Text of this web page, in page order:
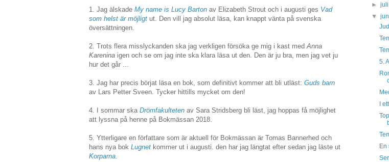
1. Jag älskade My name is Lucy Barton av Elizabeth Strout och i augusti ges Vad
som helst är möjligt ut. Den vill jag absolut läsa, kan knappt vänta på svenska
översättningen.
2. Trots flera misslyckanden ska jag verkligen försöka ge mig i kast medAnna
Karenina igen och se om jag inte ska klara läsa ut den. Den är ju bra, men jag vet ju
hur det går ...
3. Jag har precis börjat läsa en bok, som definitivt kommer att bli utläst: Guds barn
av Lars Petter Sveen. Tycker hittills mycket om den!
4. I sommar ska Drömfakulteten av Sara Stridsberg bli läst, jag hoppas få möjlighet
att lyssna på henne på Bokmässan 2018.
5. Ytterligare en författare som är aktuell för Bokmässan är Tomas Bannerhed och
hans nya bok Lugnet kommer ut i augusti. den har jag längtat efter sedan jag läste ut
Korparna.
►
▼
5.
I
En